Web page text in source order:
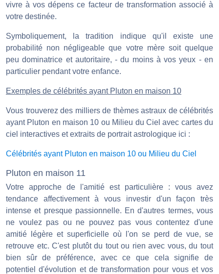
vivre à vos dépens ce facteur de transformation associé à
votre destinée.
Symboliquement, la tradition indique qu'il existe une
probabilité non négligeable que votre mère soit quelque
peu dominatrice et autoritaire, - du moins à vos yeux - en
particulier pendant votre enfance.
Exemples de célébrités ayant Pluton en maison 10
Vous trouverez des milliers de thèmes astraux de célébrités
ayant Pluton en maison 10 ou Milieu du Ciel avec cartes du
ciel interactives et extraits de portrait astrologique ici :
Célébrités ayant Pluton en maison 10 ou Milieu du Ciel
Pluton en maison 11
Votre approche de l'amitié est particulière : vous avez
tendance affectivement à vous investir d'un façon très
intense et presque passionnelle. En d'autres termes, vous
ne voulez pas ou ne pouvez pas vous contentez d'une
amitié légère et superficielle où l'on se perd de vue, se
retrouve etc. C'est plutôt du tout ou rien avec vous, du tout
bien sûr de préférence, avec ce que cela signifie de
potentiel d'évolution et de transformation pour vous et vos